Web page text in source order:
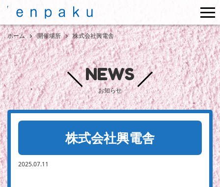
ホーム 開催場所 株式会社興電舎
NEWS
お知らせ
株式会社興電舎
2025.07.11